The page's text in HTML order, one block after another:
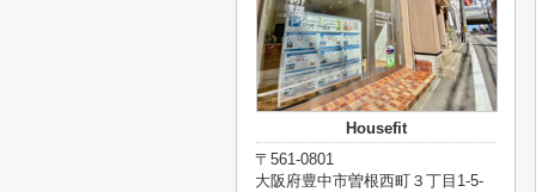
Housefit
〒561-0801
大阪府豊中市曽根西町３丁目1-5-